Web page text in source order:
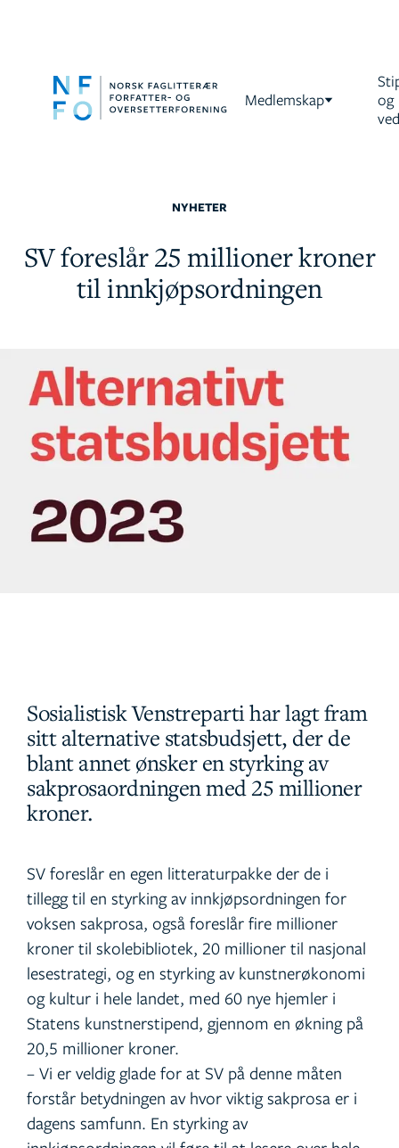
Medlemskap
og
NYHETER
SV foreslår 25 millioner kroner
til innkjøpsordningen
Sosialistisk Venstreparti har lagt fram
sitt alternative statsbudsjett, der de
blant annet ønsker en styrking av
sakprosaordningen med 25 millioner
kroner.
SV foreslår en egen litteraturpakke der de i
tillegg til en styrking av innkjøpsordningen for
voksen sakprosa, også foreslår fire millioner
kroner til skolebibliotek, 20 millioner til nasjonal
lesestrategi, og en styrking av kunstnerøkonomi
og kultur i hele landet, med 60 nye hjemler i
Statens kunstnerstipend, gjennom en økning på
20,5 millioner kroner.
– Vi er veldig glade for at SV på denne måten
forstår betydningen av hvor viktig sakprosa er i
dagens samfunn. En styrking av